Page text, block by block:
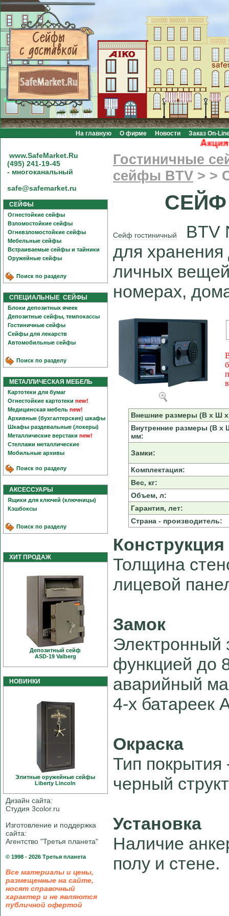
На главную О фирме Новости Заказ On-
Акция!
www.SafeMarket.Ru
(495) 241-19-45
- многоканальный
safe@safemarket.ru
СЕЙФЫ
Огнестойкие сейфы
Взломостойкие сейфы
Огневзломостойкие сейфы
Мебельные сейфы
Встраиваемые сейфы и тайники
Оружейные сейфы
Поиск по разделу
СПЕЦИАЛЬНЫЕ СЕЙФЫ
Блоки депозитных ячеек
Депозитные сейфы, темпокассы
Гостиничные сейфы
Сейфы для лекарств
Автомобильные сейфы
Поиск по разделу
МЕТАЛЛИЧЕСКАЯ МЕБЕЛЬ
Картотеки для бумаг
Огнестойкие картотеки new!
Медицинская мебель new!
Архивные (бухгалтерские) шкафы
Шкафы раздевальные (локеры)
Металлические верстаки new!
Стеллажи металлические
Мобильные архивы
Поиск по разделу
АКСЕССУАРЫ
Ящики для ключей (ключницы)
Кэшбоксы
Поиск по разделу
ХИТ ПРОДАЖ
Депозитный сейф
ASD-19 Valberg
НОВИНКИ
Элитные оружейные сейфы
Liberty Linсoln
Дизайн сайта:
Студия 3color.ru
Изготовление и поддержка
сайта:
Агентство "Третья планета"
© 1998 - 2026 Третья планета
Все материалы и цены,
размещенные на сайте,
носят справочный
характер и не являются
публичной офертой
Гостиничные
сейфы BTV > >
СЕЙФ
Сейф гостиничный
BTV
для хранения
личных
номерах,
Внешние размеры (В х Ш
Внутренние размеры (В х
мм:
Замки:
Комплектация:
Вес, кг:
Объем, л:
Гарантия, лет:
Страна - производитель:
Конструкция
Толщина
лицевой
Замок
Электронный
функцией до
аварийный
4-х батареек
Окраска
Тип
черный
Установка
Наличие
полу и стене.